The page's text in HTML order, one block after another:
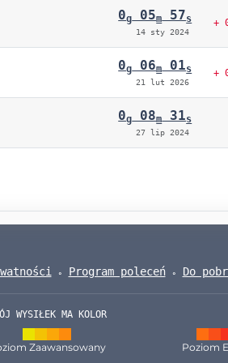
0g 05m 57s
14 sty 2024
+
0g 06m 01s
21 lut 2026
+
0g 08m 31s
27 lip 2024
Program poleceń Do
WYSIŁEK MA KOLOR
Zaawansowany Poziom